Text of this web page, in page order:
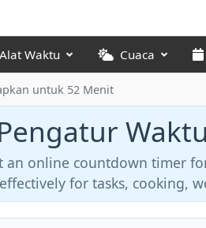
Alat Waktu Cuaca
untuk 52 Menit
an online countdown timer
for tasks, cooking,